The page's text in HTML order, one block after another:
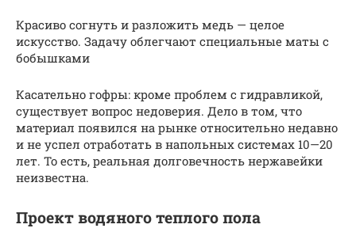
Красиво согнуть и разложить медь — целое
искусство. Задачу облегчают специальные маты с
бобышками
Касательно гофры: кроме проблем с гидравликой,
существует вопрос недоверия. Дело в том, что
материал появился на рынке относительно недавно
и не успел отработать в напольных системах 10—20
лет. То есть, реальная долговечность нержавейки
неизвестна.
Проект водяного теплого пола